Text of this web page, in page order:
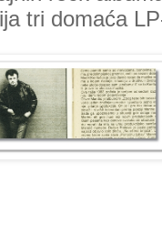
tri domaća